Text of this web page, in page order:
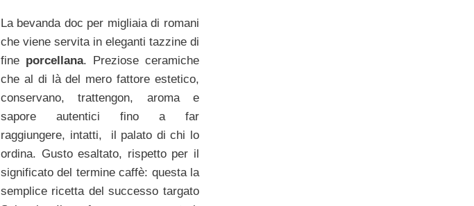
La bevanda doc per migliaia di romani
che viene servita in eleganti tazzine di
fine porcellana. Preziose ceramiche
che al di là del mero fattore estetico,
conservano, trattengon, aroma e
sapore autentici fino a far
raggiungere, intatti, il palato di chi lo
ordina. Gusto esaltato, rispetto per il
significato del termine caffè: questa la
semplice ricetta del successo targato